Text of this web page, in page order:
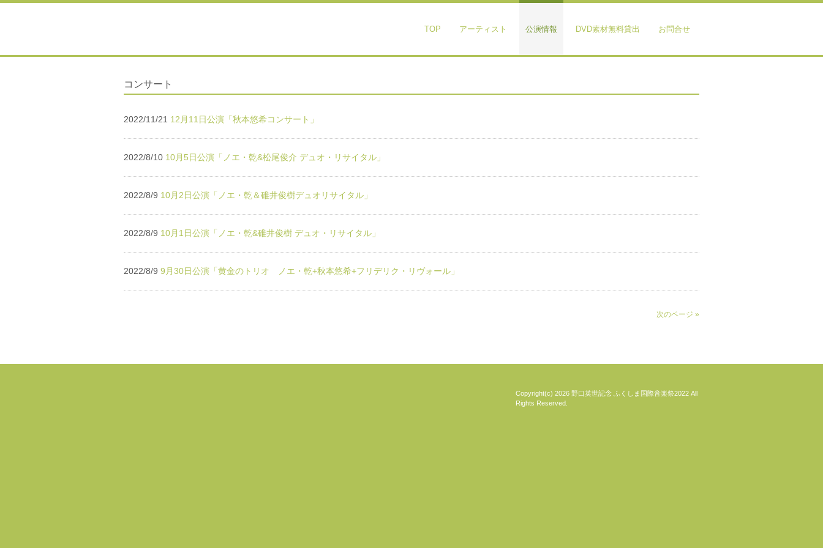
TOP アーティスト 公演情報 DVD素材無料貸出 お問合せ
コンサート
2022/11/21 12月11日公演「秋本悠希コンサート」
2022/8/10 10月5日公演「ノエ・乾&松尾俊介 デュオ・リサイタル」
2022/8/9 10月2日公演「ノエ・乾＆碓井俊樹デュオリサイタル」
2022/8/9 10月1日公演「ノエ・乾&碓井俊樹 デュオ・リサイタル」
2022/8/9 9月30日公演「黄金のトリオ ノエ・乾+秋本悠希+フリデリク・リヴォール」
次のページ »
Copyright(c) 2026 野口英世記念 ふくしま国際音楽祭2022 All
Rights Reserved.